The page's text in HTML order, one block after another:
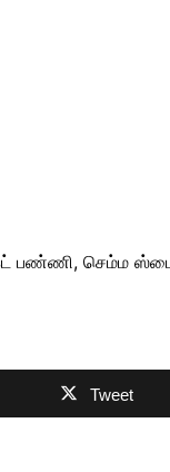
பண்ணி, செம்ம
Tweet